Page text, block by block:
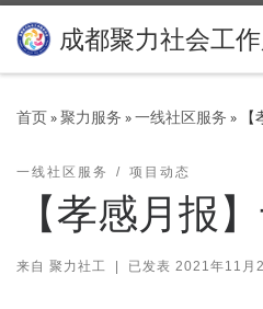
Skip to content
成都聚力社会工
首页»聚力服务 »一线社区服务 »
一线社区服务 项目动态
【孝感月报
来自 聚力社工 | 已发表 2021年11月